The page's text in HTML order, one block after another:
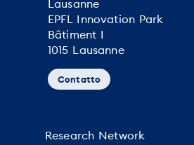
Lausanne
EPFL Innovation Park
Bâtiment I
1015 Lausanne
Contatto
Research Network